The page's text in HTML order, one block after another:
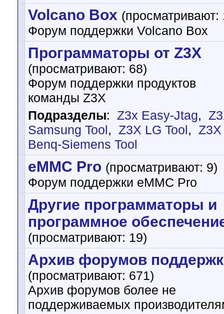
Volcano Box (просматривают:
Форум поддержки Volcano Box
Программаторы от Z3X
(просматривают: 68)
Форум поддержки продуктов
команды Z3X
Подразделы: Z3x Easy-Jtag,
Samsung Tool, Z3X LG Tool, Z3X
Benq-Siemens Tool
eMMC Pro (просматривают: 9)
Форум поддержки eMMC Pro
Другие программаторы и
программное
(просматривают: 19)
Архив форумов
(просматривают: 671)
Архив форумов более не
поддерживаемых